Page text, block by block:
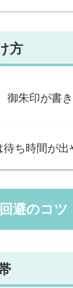
方
御朱印が書
ち時間が出
避のコツ